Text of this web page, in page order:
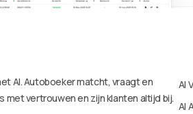
AI. Autoboeker matcht, vraagt en
met vertrouwen en zijn klanten altijd bij.
AI
AI